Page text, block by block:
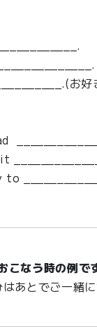
お好
こなう時の例で
あとでご一緒